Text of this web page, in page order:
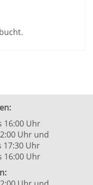
Uhr
Uhr und
Uhr
16:00 Uhr